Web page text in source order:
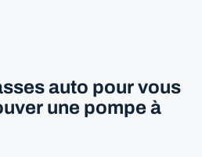
auto pour vous
une pompe à